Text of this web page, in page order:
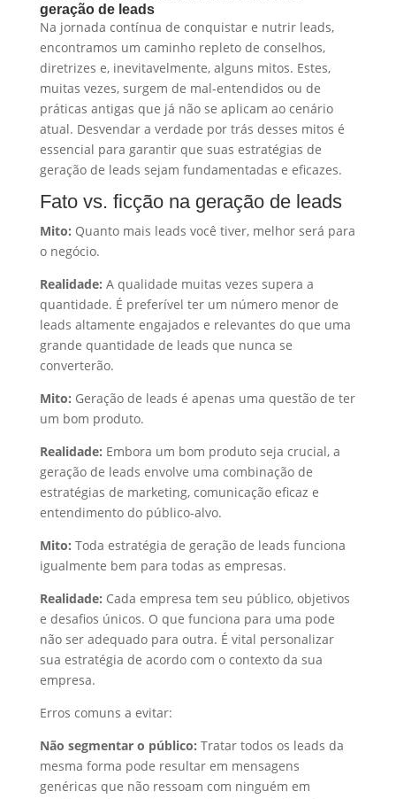
geração de leads
Na jornada contínua de conquistar e nutrir leads,
encontramos um caminho repleto de conselhos,
diretrizes e, inevitavelmente, alguns mitos. Estes,
muitas vezes, surgem de mal-entendidos ou de
práticas antigas que já não se aplicam ao cenário
atual. Desvendar a verdade por trás desses mitos é
essencial para garantir que suas estratégias de
geração de leads sejam fundamentadas e eficazes.
Fato vs. ficção na geração de leads
Mito: Quanto mais leads você tiver, melhor será para
o negócio.
Realidade: A qualidade muitas vezes supera a
quantidade. É preferível ter um número menor de
leads altamente engajados e relevantes do que uma
grande quantidade de leads que nunca se
converterão.
Mito: Geração de leads é apenas uma questão de ter
um bom produto.
Realidade: Embora um bom produto seja crucial, a
geração de leads envolve uma combinação de
estratégias de marketing, comunicação eficaz e
entendimento do público-alvo.
Mito: Toda estratégia de geração de leads funciona
igualmente bem para todas as empresas.
Realidade: Cada empresa tem seu público, objetivos
e desafios únicos. O que funciona para uma pode
não ser adequado para outra. É vital personalizar
sua estratégia de acordo com o contexto da sua
empresa.
Erros comuns a evitar:
Não segmentar o público: Tratar todos os leads da
mesma forma pode resultar em mensagens
genéricas que não ressoam com ninguém em